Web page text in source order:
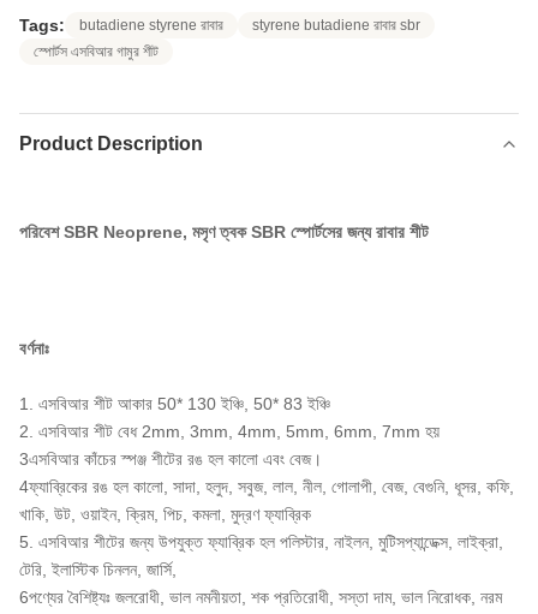
Tags: butadiene styrene রাবার
styrene butadiene রাবার sbr
স্পোর্টস এসবিআর গামুর শীট
Product Description
পরিবেশ SBR Neoprene, মসৃণ ত্বক SBR স্পোর্টসের জন্য রাবার শীট
বর্ণনাঃ
1. এসবিআর শীট আকার 50* 130 ইঞ্চি, 50* 83 ইঞ্চি
2. এসবিআর শীট বেধ 2mm, 3mm, 4mm, 5mm, 6mm, 7mm হয়
3এসবিআর কাঁচের স্পঞ্জ শীটের রঙ হল কালো এবং বেজ।
4ফ্যাব্রিকের রঙ হল কালো, সাদা, হলুদ, সবুজ, লাল, নীল, গোলাপী, বেজ, বেগুনি, ধূসর, কফি,
খাকি, উট, ওয়াইন, ক্রিম, পিচ, কমলা, মুদ্রণ ফ্যাব্রিক
5. এসবিআর শীটের জন্য উপযুক্ত ফ্যাব্রিক হল পলিস্টার, নাইলন, মুটিসপ্যান্ডেক্স, লাইক্রা,
টেরি, ইলাস্টিক চিনলন, জার্সি,
6পণ্যের বৈশিষ্ট্যঃ জলরোধী, ভাল নমনীয়তা, শক প্রতিরোধী, সস্তা দাম, ভাল নিরোধক, নরম